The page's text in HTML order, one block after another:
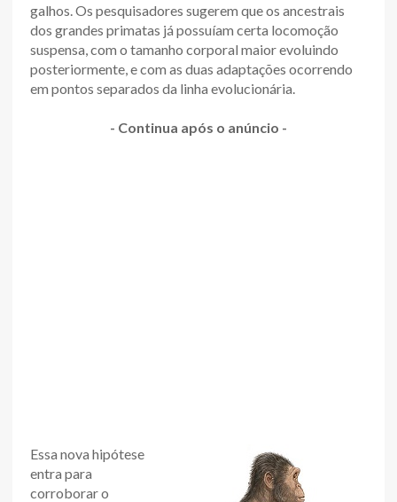
galhos. Os pesquisadores sugerem que os ancestrais
dos grandes primatas já possuíam certa locomoção
suspensa, com o tamanho corporal maior evoluindo
posteriormente, e com as duas adaptações ocorrendo
em pontos separados da linha evolucionária.
- Continua após o anúncio -
Essa nova hipótese
entra para
corroborar o